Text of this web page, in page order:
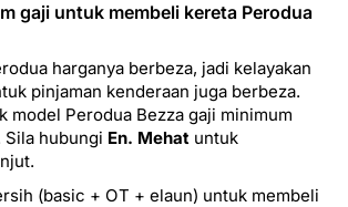
gaji untuk membeli kereta Perodua
harganya berbeza, jadi kelayakan
pinjaman kenderaan juga berbeza.
model Perodua Bezza gaji minimum
Sila hubungi En. Mehat untuk
(basic + OT + elaun) untuk membeli